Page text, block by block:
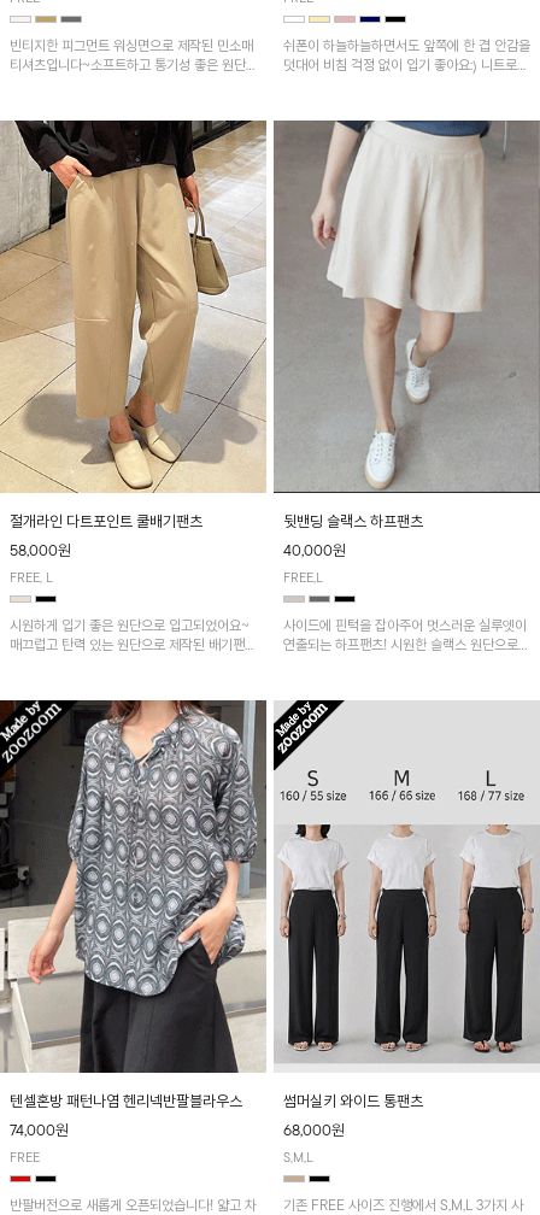
빈티지한 피그먼트 워싱면으로 제작된 민소매
티셔츠입니다~소프트하고 통기성 좋은 원단
쉬폰이 하늘하늘하면서도 앞쪽에 한 겹 안감을
덧대어 비침 걱정 없이 입기 좋아요:) 니트로
절개라인 다트포인트 쿨배기팬츠
58,000원
FREE, L
시원하게 입기 좋은 원단으로 입고되었어요~
매끄럽고 탄력 있는 원단으로 제작된 배기팬츠
뒷밴딩 슬랙스 하프팬츠
40,000원
FREE,L
사이드에 핀턱을 잡아주어 멋스러운 실루엣이
연출되는 하프팬츠! 시원한 슬랙스 원단으로
텐셀혼방 패턴나염 헨리넥반팔블라우스
74,000원
FREE
반팔버전으로 새롭게 오픈되었습니다! 얇고 차
썸머실키 와이드 통팬츠
68,000원
S,M,L
기존 FREE 사이즈 진행에서 S,M,L 3가지 사